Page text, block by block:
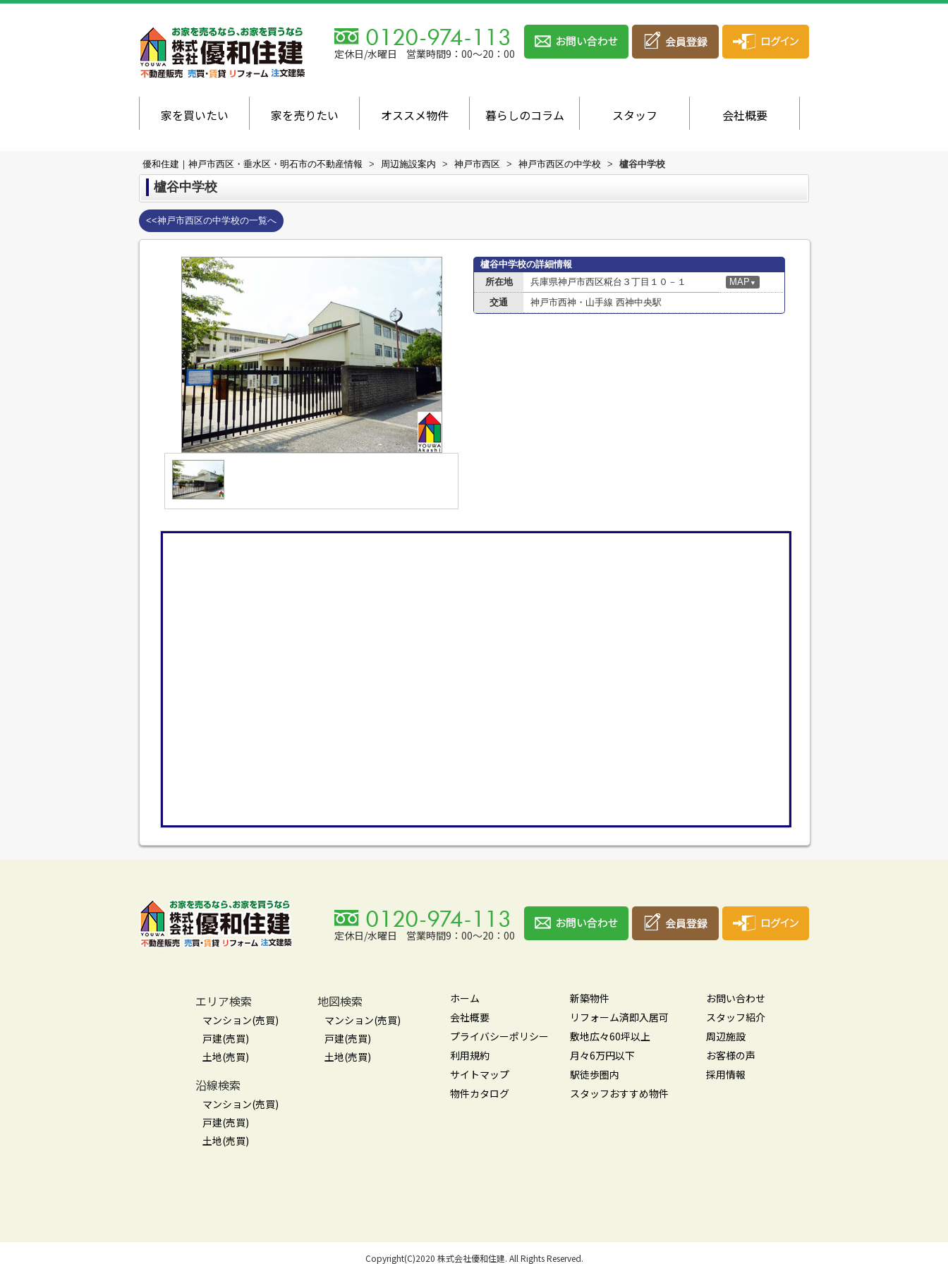
定休日/水曜日 営業時間9：00～20：00
家を買いたい 家を売りたい オススメ物件 暮らしのコラム スタッフ 会社概要
優和住建｜神戸市西区・垂水区・明石市の不動産情報 > 周辺施設案内 > 神戸市西区 > 神戸市西区の中学校 > 櫨谷中学校
櫨谷中学校
<<神戸市西区の中学校の一覧へ
櫨谷中学校の詳細情報
所在地
兵庫県神戸市西区糀台３丁目１０－１ MAP ▼
交通 神戸市西神・山手線 西神中央駅
定休日/水曜日 営業時間9：00～20：00
エリア検索
マンション(売買)
戸建(売買)
土地(売買)
沿線検索
マンション(売買)
戸建(売買)
土地(売買)
地図検索
マンション(売買)
戸建(売買)
土地(売買)
ホーム
会社概要
プライバシーポリシー
利用規約
サイトマップ
物件カタログ
新築物件
リフォーム済即入居可
敷地広々60坪以上
月々6万円以下
駅徒歩圏内
スタッフおすすめ物件
お問い合わせ
スタッフ紹介
周辺施設
お客様の声
採用情報
Copyright(C)2020 株式会社優和住建. All Rights Reserved.